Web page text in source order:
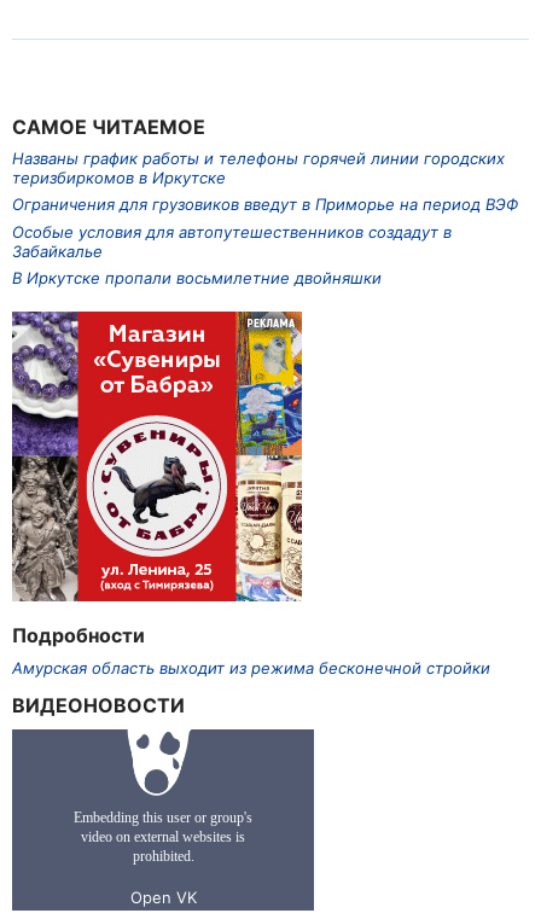
САМОЕ ЧИТАЕМОЕ
Названы график работы и телефоны горячей линии городских
теризбиркомов в Иркутске
Ограничения для грузовиков введут в Приморье на период ВЭФ
Особые условия для автопутешественников создадут в
Забайкалье
В Иркутске пропали восьмилетние двойняшки
Подробности
Амурская область выходит из режима бесконечной стройки
ВИДЕОНОВОСТИ